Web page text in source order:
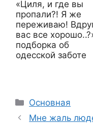
«Циля, и где вы
пропали?! Я же
переживаю!
вас все
подборка об
одесской заботе
Рубрики
Основная
Мне жаль